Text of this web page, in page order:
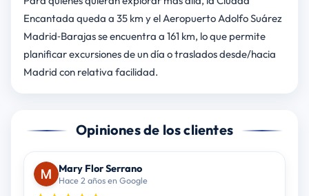
Encantada queda a 35 km y el Aeropuerto Adolfo Suárez
Madrid‑Barajas se encuentra a 161 km, lo que permite
planificar excursiones de un día o traslados desde/hacia
Madrid con relativa facilidad.
Opiniones de los clientes
Mary Flor Serrano
Hace 2 años en Google